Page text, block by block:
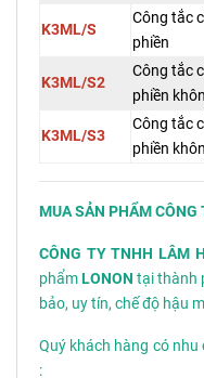
K3ML/S
Công tắc
phiền
K3ML/S2
Công tắc
phiền
K3ML/S3
Công tắc
phiền
MUA SẢN PHẨM CÔNG
CÔNG TY TNHH LÂM
phẩmLONON tại thành
bảo, uy tín, chế độ hậu
Quý khách hàng có nhu
: